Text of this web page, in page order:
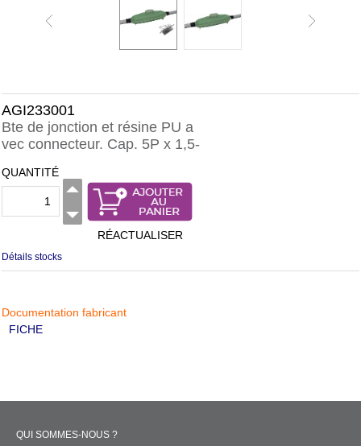
AGI233001
Bte de jonction et résine PU a
vec connecteur. Cap. 5P x 1,5-
QUANTITÉ
RÉACTUALISER
Détails stocks
Documentation fabricant
FICHE
QUI SOMMES-NOUS ?